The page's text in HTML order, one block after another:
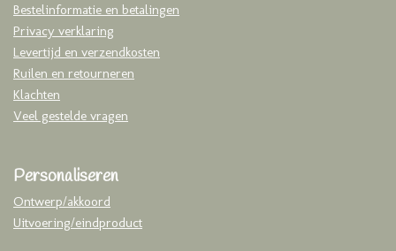
Bestelinformatie en betalingen
Privacy verklaring
Levertijd en verzendkosten
Ruilen en retourneren
Klachten
Veel gestelde vragen
Personaliseren
Ontwerp/akkoord
Uitvoering/eindproduct